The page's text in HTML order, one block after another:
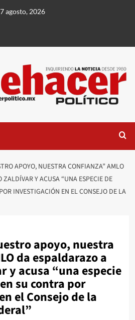
7 agosto, 2026
APOYO, NUESTRA CONFIANZA” AMLO
Y ACUSA “UNA ESPECIE DE
INVESTIGACIÓN EN EL CONSEJO DE LA
apoyo, nuestra
da espaldarazo a
y acusa “una especie
su contra por
el Consejo de la